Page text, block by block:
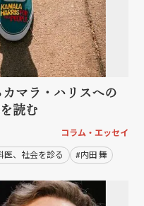
マラ・ハリスへの
読む
コラム・エッセイ
医、社会を診る #内田 舞